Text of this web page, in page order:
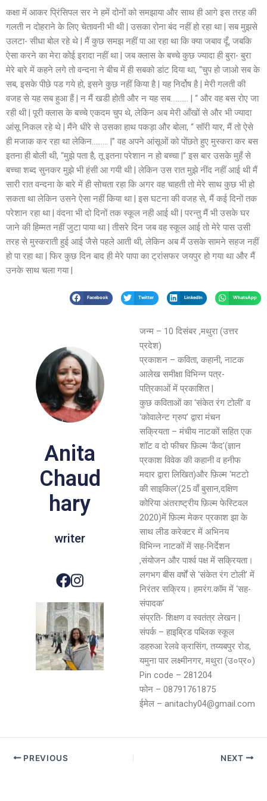
कक्षा में आकर प्रिंसिपल सर ने हमें दोनों को समझाया और साथ ही आगे इस तरह की
गलती न दोहराने के लिए चेतावनी भी थी | उसका रोना बंद नहीं हो रहा था | सब मुझसे
उलटा- सीधा बोल रहे थे | मैं कुछ समझ नहीं पा आ रहा था कि क्या जबाव दूँ, जबकि
ऐसा करने का मेरा कोई इरादा नहीं था | जब क्लास के बच्चे कुछ ज्यादा ही बुरा- बुरा
मेरे बारे में कहने लगे तो वन्दना ने बीच में ही सबको डांट दिया था, “चुप हो जाओ सब के
सब, इसके पीछे पड गये हो, इसने कुछ नहीं किया है | यह निर्दोष है | मेरी गलती की
वजह से यह सब हुआ हैं | न मैं खडी होती और न यह सब………. | “ और वह बस रोए जा
रही थी | पूरी क्लास के बच्चे एकदम चुप थे, लेकिन अब मेरी आँखों से और भी ज्यादा
आंसू निकल रहे थे | मैंने धीरे से उसका हाथ पकड़ा और बोला, “ सॉरी यार, मैं तो ऐसे
ही मजाक कर रहा था लेकिन……… |” वह अपने आंसूओं को पोंछते हुए मुस्करा कर बस
इतना ही बोली थी, “मुझे पता है, तू इतना परेशान न हो बच्चा |” इस बार उसके मुहँ से
बच्चा शब्द सुनकर मुझे भी हंसी आ गयी थी | लेकिन उस रात मुझे नींद नहीं आई थी मैं
सारी रात वन्दना के बारे में ही सोचता रहा कि अगर वह चाहती तो मेरे साथ कुछ भी हो
सकता था लेकिन उसने ऐसा नहीं किया था | इस घटना की वजह से, मैं कई दिनों तक
परेशान रहा था | वंदना भी दो दिनों तक स्कूल नही आई थी | परन्तु मैं भी उसके घर
जाने की हिम्मत नहीं जुटा पाया था | तीसरे दिन जब वह स्कूल आई तो मेरे पास उसी
तरह से मुस्कराती हुई आई जैसे पहले आती थी, लेकिन अब मैं उसके सामने सहज नहीं
हो पा रहा था | फिर कुछ दिन बाद ही मेरे पापा का ट्रांसफर जयपुर हो गया था और मैं
उनके साथ चला गया |
Facebook Twitter LinkedIn WhatsApp
Anita
Chaud
hary
writer
जन्म – 10 दिसंबर ,मथुरा (उत्तर
प्रदेश)
प्रकाशन – कविता, कहानी, नाटक
आलेख समीक्षा विभिन्न पत्र-
पत्रिकाओं में प्रकाशित |
कुछ कविताओं का ‘संकेत रंग टोली’ व
‘कोवालेन्ट ग्रुप’ द्वारा मंचन
सक्रियता – मंचीय नाटकों सहित एक
शॉट व दो फीचर फ़िल्म ‘कैद'(ज्ञान
प्रकाश विवेक की कहानी व हनीफ
मदार द्वारा लिखित)और फ़िल्म ‘मटटो
की साइकिल'(25 वाँ बुसान,दक्षिण
कोरिया अंतराष्ट्रीय फ़िल्म फेस्टिवल
2020)में फ़िल्म मेकर प्रकाश झा के
साथ लीड करेक्टर में अभिनय
विभिन्न नाटकों में सह-निर्देशन
,संयोजन और पार्श्व पक्ष में सक्रियता।
लगभग बीस वर्षों से ‘संकेत रंग टोली’ में
निरंतर सक्रिय। हमरंग.कॉम में ‘सह-
संपादक’
संप्रति- शिक्षण व स्वतंत्र लेखन |
संपर्क – हाइब्रिड पब्लिक स्कूल
डहरुआ रेलवे क्रासिंग, तय्यबपुर रोड,
यमुना पार लक्ष्मीनगर, मथुरा (उ०प्र०)
Pin code – 281204
फोन – 08791761875
ईमेल – anitachy04@gmail.com
PREVIOUS NEXT